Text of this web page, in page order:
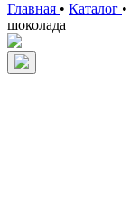
Главная • Каталог •
шоколада